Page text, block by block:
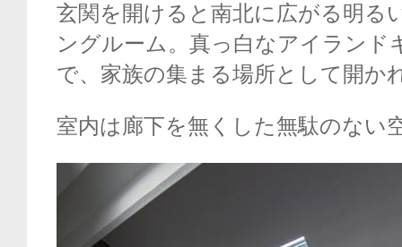
玄関を開けると南北に広がる明る
ングルーム。真っ白なアイランド
で、家族の集まる場所として開か
室内は廊下を無くした無駄のない